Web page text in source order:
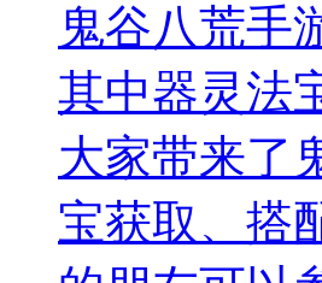
鬼谷八荒手
其中器灵法
大家带来了
宝获取、搭